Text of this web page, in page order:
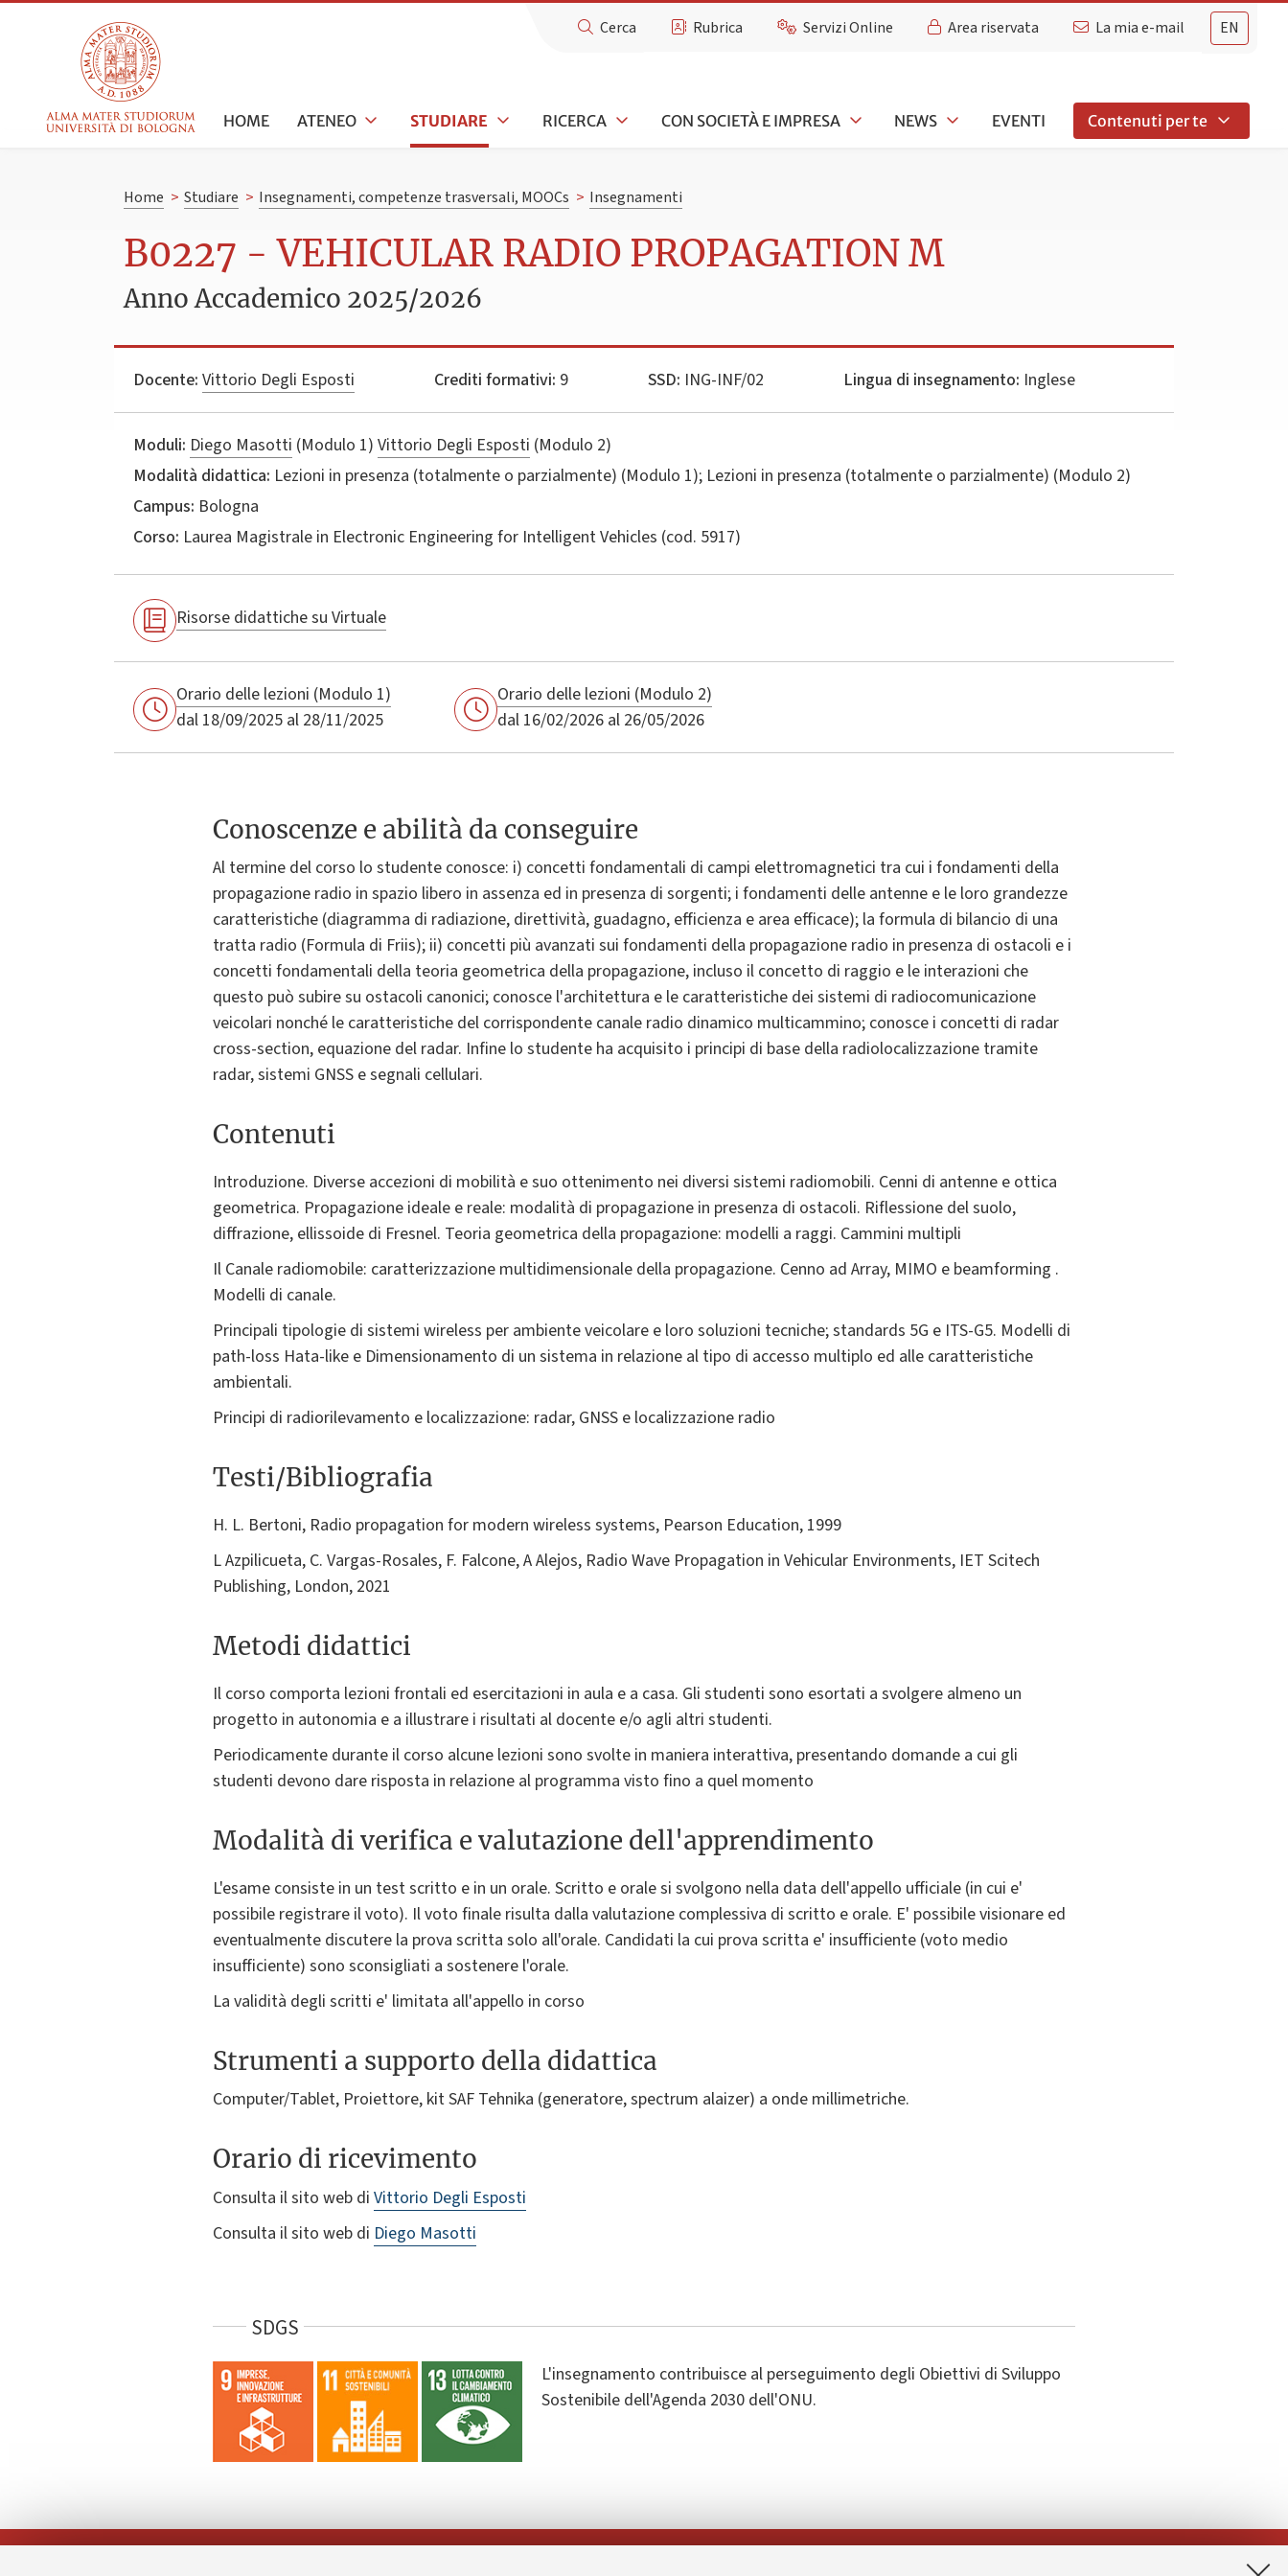
EN
Cerca Rubrica Servizi Online Area riservata La mia e-mail
HOME ATENEO STUDIARE RICERCA CON SOCIETÀ E IMPRESA NEWS EVENTI Contenuti per te
Home > Studiare > Insegnamenti, competenze trasversali, MOOCs > Insegnamenti
B0227 - VEHICULAR RADIO PROPAGATION M
Anno Accademico 2025/2026
Docente: Vittorio Degli Esposti Crediti formativi: 9 SSD: ING-INF/02 Lingua di insegnamento: Inglese
Moduli: Diego Masotti (Modulo 1) Vittorio Degli Esposti (Modulo 2)
Modalità didattica: Lezioni in presenza (totalmente o parzialmente) (Modulo 1); Lezioni in presenza (totalmente o parzialmente) (Modulo 2)
Campus: Bologna
Corso: Laurea Magistrale in Electronic Engineering for Intelligent Vehicles (cod. 5917)
Risorse didattiche su Virtuale
Orario delle lezioni (Modulo 1)
dal 18/09/2025 al 28/11/2025
Orario delle lezioni (Modulo 2)
dal 16/02/2026 al 26/05/2026
Conoscenze e abilità da conseguire
Al termine del corso lo studente conosce: i) concetti fondamentali di campi elettromagnetici tra cui i fondamenti della
propagazione radio in spazio libero in assenza ed in presenza di sorgenti; i fondamenti delle antenne e le loro grandezze
caratteristiche (diagramma di radiazione, direttività, guadagno, efficienza e area efficace); la formula di bilancio di una
tratta radio (Formula di Friis); ii) concetti più avanzati sui fondamenti della propagazione radio in presenza di ostacoli e i
concetti fondamentali della teoria geometrica della propagazione, incluso il concetto di raggio e le interazioni che
questo può subire su ostacoli canonici; conosce l'architettura e le caratteristiche dei sistemi di radiocomunicazione
veicolari nonché le caratteristiche del corrispondente canale radio dinamico multicammino; conosce i concetti di radar
cross-section, equazione del radar. Infine lo studente ha acquisito i principi di base della radiolocalizzazione tramite
radar, sistemi GNSS e segnali cellulari.
Contenuti
Introduzione. Diverse accezioni di mobilità e suo ottenimento nei diversi sistemi radiomobili. Cenni di antenne e ottica
geometrica. Propagazione ideale e reale: modalità di propagazione in presenza di ostacoli. Riflessione del suolo,
diffrazione, ellissoide di Fresnel. Teoria geometrica della propagazione: modelli a raggi. Cammini multipli
Il Canale radiomobile: caratterizzazione multidimensionale della propagazione. Cenno ad Array, MIMO e beamforming .
Modelli di canale.
Principali tipologie di sistemi wireless per ambiente veicolare e loro soluzioni tecniche; standards 5G e ITS-G5. Modelli di
path-loss Hata-like e Dimensionamento di un sistema in relazione al tipo di accesso multiplo ed alle caratteristiche
ambientali.
Principi di radiorilevamento e localizzazione: radar, GNSS e localizzazione radio
Testi/Bibliografia
H. L. Bertoni, Radio propagation for modern wireless systems, Pearson Education, 1999
L Azpilicueta, C. Vargas-Rosales, F. Falcone, A Alejos, Radio Wave Propagation in Vehicular Environments, IET Scitech
Publishing, London, 2021
Metodi didattici
Il corso comporta lezioni frontali ed esercitazioni in aula e a casa. Gli studenti sono esortati a svolgere almeno un
progetto in autonomia e a illustrare i risultati al docente e/o agli altri studenti.
Periodicamente durante il corso alcune lezioni sono svolte in maniera interattiva, presentando domande a cui gli
studenti devono dare risposta in relazione al programma visto fino a quel momento
Modalità di verifica e valutazione dell'apprendimento
L'esame consiste in un test scritto e in un orale. Scritto e orale si svolgono nella data dell'appello ufficiale (in cui e'
possibile registrare il voto). Il voto finale risulta dalla valutazione complessiva di scritto e orale. E' possibile visionare ed
eventualmente discutere la prova scritta solo all'orale. Candidati la cui prova scritta e' insufficiente (voto medio
insufficiente) sono sconsigliati a sostenere l'orale.
La validità degli scritti e' limitata all'appello in corso
Strumenti a supporto della didattica
Computer/Tablet, Proiettore, kit SAF Tehnika (generatore, spectrum alaizer) a onde millimetriche.
Orario di ricevimento
Consulta il sito web di Vittorio Degli Esposti
Consulta il sito web di Diego Masotti
SDGS
L'insegnamento contribuisce al perseguimento degli Obiettivi di Sviluppo
Sostenibile dell'Agenda 2030 dell'ONU.